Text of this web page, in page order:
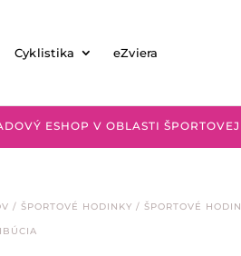
Cyklistika eZviera
ESHOP V OBLASTI
/ŠPORTOVÉ HODINKY /ŠPORTOVÉ